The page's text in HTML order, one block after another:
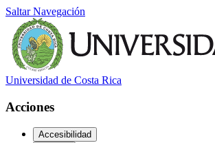
Saltar Navegación
Universidad de Costa Rica
Acciones
Accesibilidad